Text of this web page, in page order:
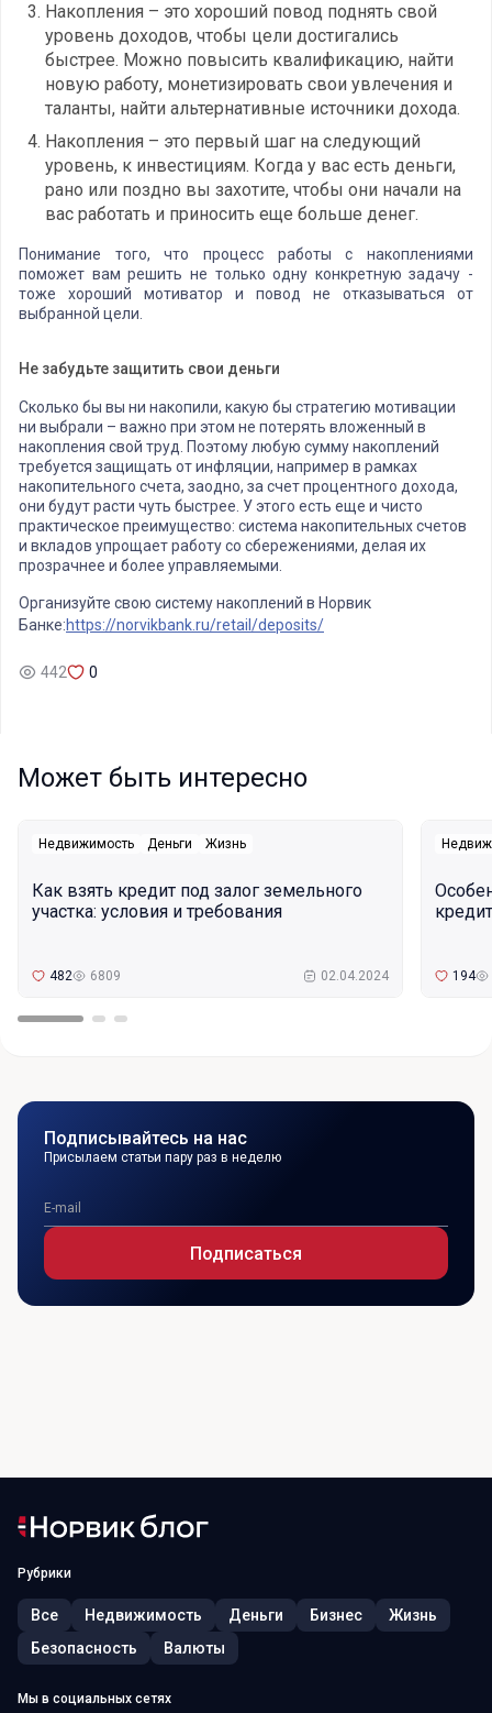
Накопления – это хороший повод поднять свой
уровень доходов, чтобы цели достигались
быстрее. Можно повысить квалификацию, найти
новую работу, монетизировать свои увлечения и
таланты, найти альтернативные источники дохода.
Накопления – это первый шаг на следующий
уровень, к инвестициям. Когда у вас есть деньги,
рано или поздно вы захотите, чтобы они начали на
вас работать и приносить еще больше денег.
Понимание того, что процесс работы с накоплениями
поможет вам решить не только одну конкретную задачу -
тоже хороший мотиватор и повод не отказываться от
выбранной цели.
Не забудьте защитить свои деньги
Сколько бы вы ни накопили, какую бы стратегию мотивации
ни выбрали – важно при этом не потерять вложенный в
накопления свой труд. Поэтому любую сумму накоплений
требуется защищать от инфляции, например в рамках
накопительного счета, заодно, за счет процентного дохода,
они будут расти чуть быстрее. У этого есть еще и чисто
практическое преимущество: система накопительных счетов
и вкладов упрощает работу со сбережениями, делая их
прозрачнее и более управляемыми.
Организуйте свою систему накоплений в Норвик
Банке:https://norvikbank.ru/retail/deposits/
442 0
Может быть интересно
Недвижимость Деньги Жизнь
Как взять кредит под залог земельного
участка: условия и требования
482 6809 02.04.2024 194
Подписывайтесь на нас
Присылаем статьи пару раз в неделю
Подписаться
Рубрики
Все Недвижимость Деньги Бизнес
Жизнь
Безопасность
Валюты
Мы в социальных сетях